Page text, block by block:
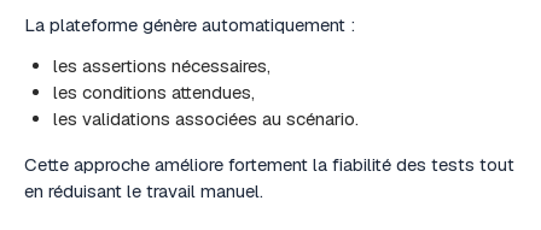
La plateforme génère automatiquement :
les assertions nécessaires,
les conditions attendues,
les validations associées au scénario.
Cette approche améliore fortement la fiabilité des tests tout
en réduisant le travail manuel.